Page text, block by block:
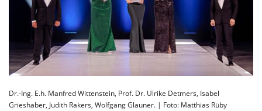
Dr.-Ing. E.h. Manfred Wittenstein, Prof. Dr. Ulrike Detmers, Isabel
Grieshaber, Judith Rakers, Wolfgang Glauner. | Foto: Matthias Rüby